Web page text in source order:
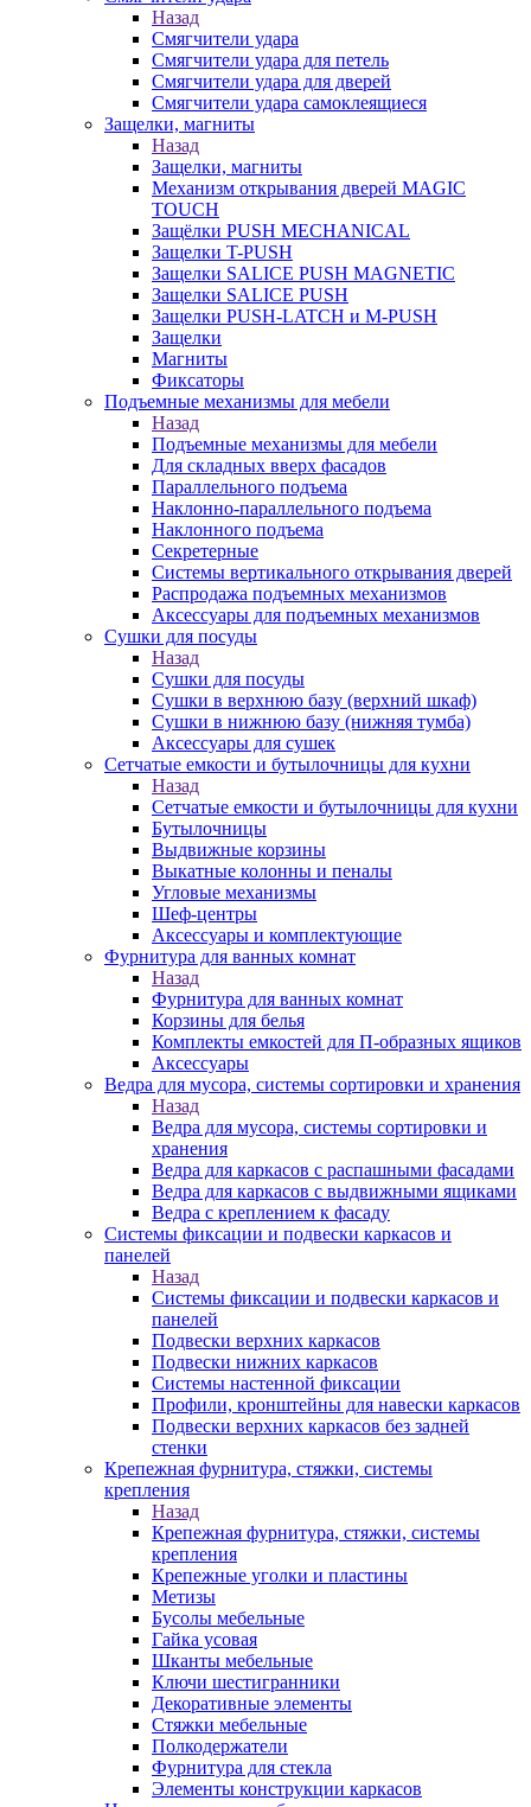
Назад
Смягчители удара
Смягчители удара для петель
Смягчители удара для дверей
Cмягчители удара самоклеящиеся
Защелки, магниты
Назад
Защелки, магниты
Механизм открывания дверей MAGIC
TOUCH
Защёлки PUSH MECHANICAL
Защелки T-PUSH
Защелки SALICE PUSH MAGNETIC
Защелки SALICE PUSH
Защелки PUSH-LATCH и M-PUSH
Защелки
Магниты
Фиксаторы
Подъемные механизмы для мебели
Назад
Подъемные механизмы для мебели
Для складных вверх фасадов
Параллельного подъема
Наклонно-параллельного подъема
Наклонного подъема
Секретерные
Системы вертикального открывания дверей
Распродажа подъемных механизмов
Аксессуары для подъемных механизмов
Сушки для посуды
Назад
Сушки для посуды
Сушки в верхнюю базу (верхний шкаф)
Сушки в нижнюю базу (нижняя тумба)
Аксессуары для сушек
Сетчатые емкости и бутылочницы для кухни
Назад
Сетчатые емкости и бутылочницы для кухни
Бутылочницы
Выдвижные корзины
Выкатные колонны и пеналы
Угловые механизмы
Шеф-центры
Аксессуары и комплектующие
Фурнитура для ванных комнат
Назад
Фурнитура для ванных комнат
Корзины для белья
Комплекты емкостей для П-образных ящиков
Аксессуары
Ведра для мусора, системы сортировки и хранения
Назад
Ведра для мусора, системы сортировки и
хранения
Ведра для каркасов с распашными фасадами
Ведра для каркасов с выдвижными ящиками
Ведра с креплением к фасаду
Системы фиксации и подвески каркасов и
панелей
Назад
Системы фиксации и подвески каркасов и
панелей
Подвески верхних каркасов
Подвески нижних каркасов
Системы настенной фиксации
Профили, кронштейны для навески каркасов
Подвески верхних каркасов без задней
стенки
Крепежная фурнитура, стяжки, системы
крепления
Назад
Крепежная фурнитура, стяжки, системы
крепления
Крепежные уголки и пластины
Метизы
Бусолы мебельные
Гайка усовая
Шканты мебельные
Ключи шестигранники
Декоративные элементы
Стяжки мебельные
Полкодержатели
Фурнитура для стекла
Элементы конструкции каркасов